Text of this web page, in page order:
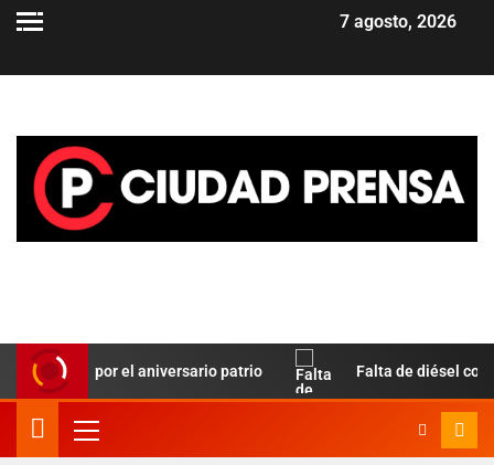
7 agosto, 2026
Paz por el aniversario patrio Falta de diésel complica